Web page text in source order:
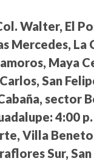
Walter, El
Mercedes, La
Maya
San
sector
4:00
Villa
Sur,